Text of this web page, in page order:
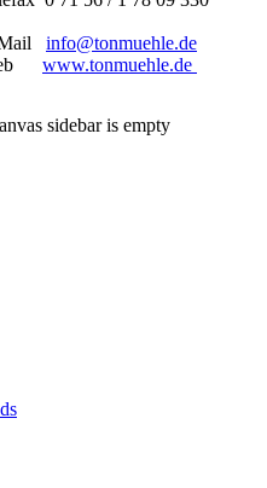
info@tonmuehle.de
www.tonmuehle.de
sidebar is empty